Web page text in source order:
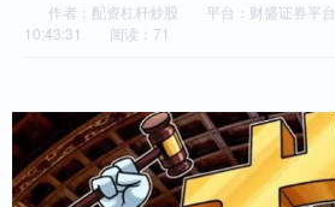
作者：配资杠杆炒股 平台：财盛证券平台
10:43:31
阅读：71